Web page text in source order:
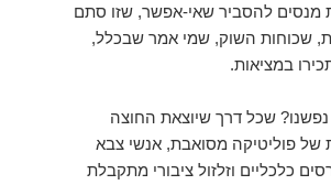
מנסים להסביר שאי-אפשר, שזו סתם
שכוחות השוק, שמי אמר שבכלל,
במציאות.
שכל דרך שיוצאת החוצה
פוליטיקה מסואבת, אנשי צבא
כלכליים וזלזול ציבורי מתקבלת